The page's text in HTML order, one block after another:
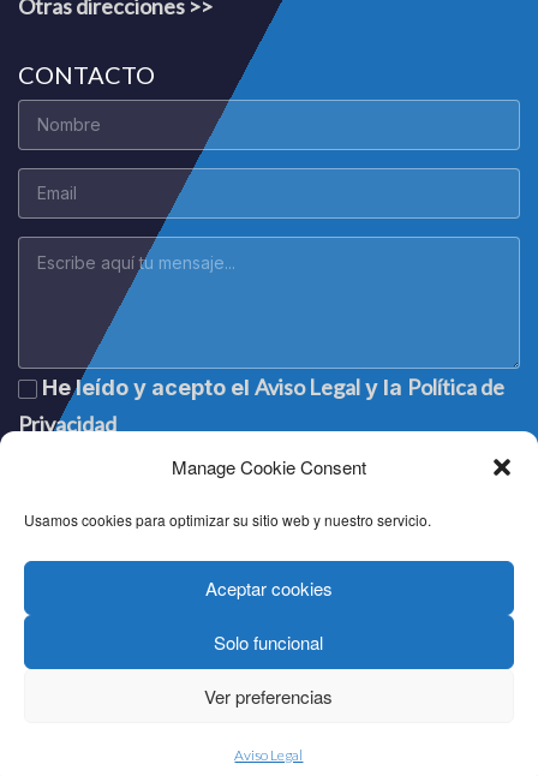
Manage Cookie Consent
Usamos cookies para optimizar su sitio web y nuestro servicio.
Aceptar cookies
Solo funcional
Ver preferencias
Aviso Legal
Otras direcciones >>
CONTACTO
He leído y acepto el Aviso Legaly la Política de
Privacidad
confidentialité|Privacy policy
Política de cookies